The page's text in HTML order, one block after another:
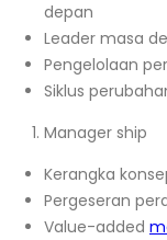
depan
Leader masa
Pengelolaan
Siklus
Manager ship
Kerangka
Pergeseran
Value-added